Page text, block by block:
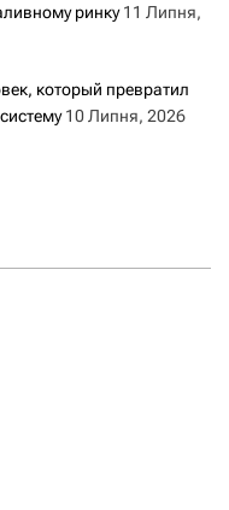
ринку 11 Липня,
который превратил
10 Липня, 2026